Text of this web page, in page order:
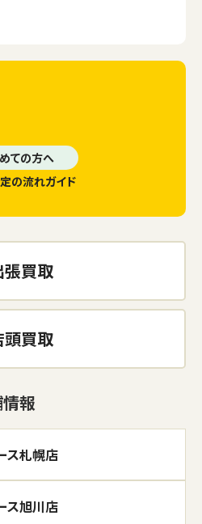
ての方へ
の流れガイド
張買取
頭買取
情報
ス札幌店
ス旭川店